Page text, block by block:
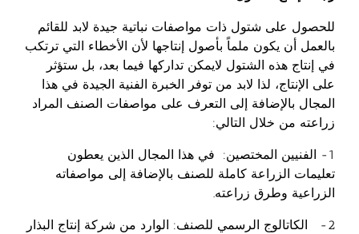
للحصول على شتول ذات مواصفات نباتية جيدة لابد للقائم
بالعمل أن يكون ملماً بأصول إنتاجها لأن الأخطاء التي ترتكب
في إنتاج هذه الشتول لايمكن تداركها فيما بعد، بل ستؤثر
على الإنتاج، لذا لابد من توفر الخبرة الفنية الجيدة في هذا
المجال بالإضافة إلى التعرف على مواصفات الصنف المراد
زراعته من خلال التالي:
1- الفنيين المختصين: في هذا المجال الذين يعطون
تعليمات الزراعة كاملة للصنف بالإضافة إلى مواصفاته
الزراعية وطرق زراعته.
2- الكاتالوج الرسمي للصنف: الوارد من شركة إنتاج البذار